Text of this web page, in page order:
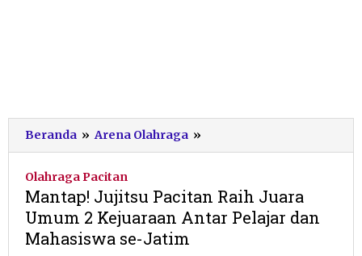
Beranda » Arena Olahraga »
Jujitsu
Juara
Umum
Olahraga Pacitan
Mantap! Jujitsu Pacitan Raih Juara
Umum 2 Kejuaraan Antar Pelajar dan
Mahasiswa se-Jatim